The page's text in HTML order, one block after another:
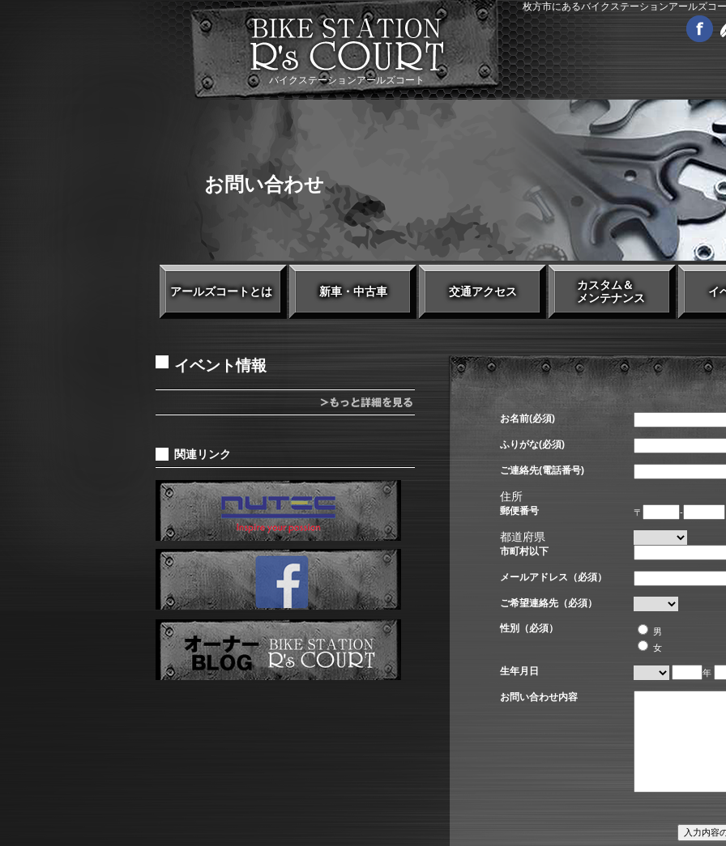
枚方市にあるバイクステーションアールズコ
バイクステーションアールズコート
お問い合わせ
アールズコートとは 新車・中古車 交通アクセス
カスタム＆
メンテナンス
イ
イベント情報
関連リンク
お名前(必須)
ふりがな(必須)
ご連絡先(電話番号)
住所
郵便番号 〒 -
都道府県
市町村以下
メールアドレス（必須）
ご希望連絡先（必須）
性別（必須）
男
女
生年月日 年
お問い合わせ内容